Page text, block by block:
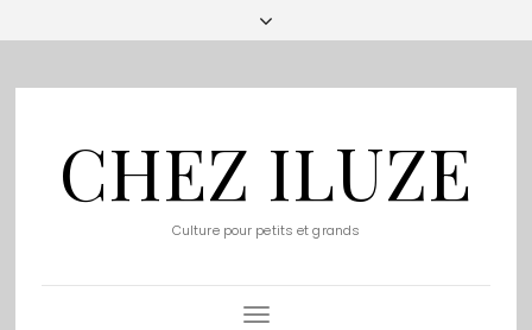
CHEZ ILUZE
Culture pour petits et grands
Toggle